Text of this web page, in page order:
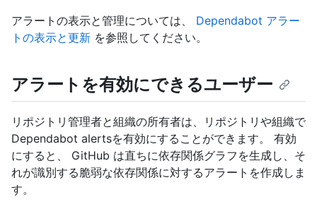
アラートの表示と管理については、 Dependabot アラー
トの表示と更新 を参照してください。
アラートを有効にできるユーザー
リポジトリ管理者と組織の所有者は、リポジトリや組織で
Dependabot alertsを有効にすることができます。 有効
にすると、 GitHub は直ちに依存関係グラフを生成し、そ
れが識別する脆弱な依存関係に対するアラートを作成しま
す。